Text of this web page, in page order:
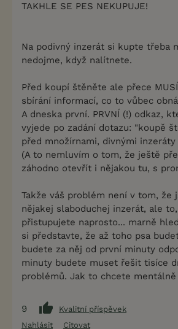
TAKHLE SE PES NEKUPUJE!
Na podivný inzerát si kupte třeba
nedojme, když nalítnete.
Před koupí štěněte ale přece
sbírání informací, co to vůbec
A dneska první. PRVNÍ (!) odkaz,
vyjede po zadání dotazu: "koupě
před množírnami, divnými inzeráty
(A to nemluvím o tom, že ještě
záhodno otevřít i nějakou tu, s
Takže váš problém není v tom, že
nějakej slaboduchej inzerát, ale
přistupujete naprosto... marně
si představte, že až toho psa
budete za něj od první minuty
minuty budete muset řešit tisíce
problémů. Jak to chcete
9
Kvalitní příspěvek
Nahlásit
Citovat